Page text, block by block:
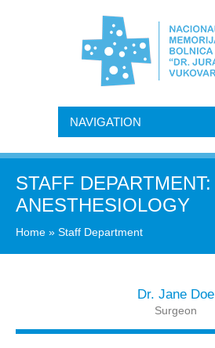
NAVIGATION
STAFF DEPARTMENT:
ANESTHESIOLOGY
Home » Staff Department
Dr. Jane Doe
Surgeon